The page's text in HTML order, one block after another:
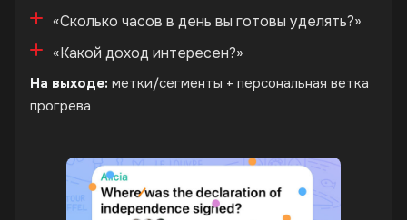
«Сколько часов в день вы готовы уделять?»
«Какой доход интересен?»
На выходе: метки/сегменты + персональная ветка
прогрева